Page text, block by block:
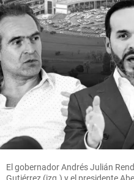
El gobernador Andrés Julián